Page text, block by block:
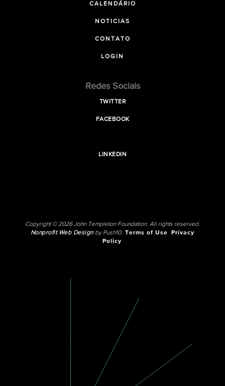
CALENDÁRIO
NOTICIAS
CONTATO
LOGIN
Redes Sociais
TWITTER
FACEBOOK
LINKEDIN
Copyright © 2026 John Templeton Foundation. All rights reserved.
Nonprofit Web Designby Push10. Terms of Use
Privacy
Policy